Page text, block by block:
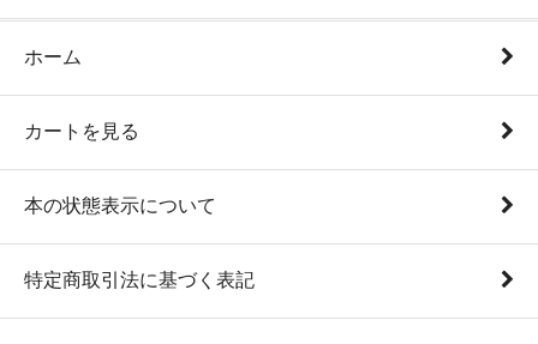
ホーム
カートを見る
本の状態表示について
特定商取引法に基づく表記